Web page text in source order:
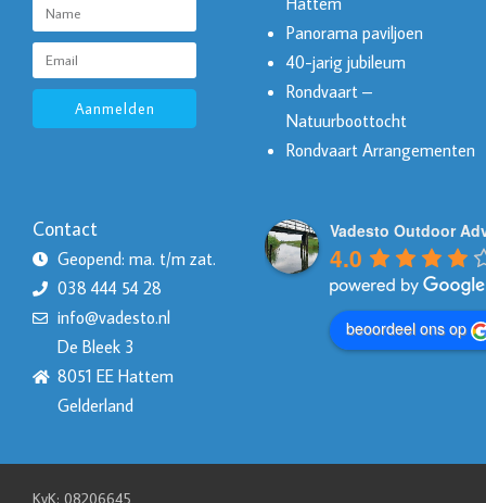
Aanmelden
Panorama paviljoen
40-jarig jubileum
Rondvaart –
Natuurboottocht
Rondvaart Arrangementen
Contact
Geopend: ma. t/m zat.
038 444 54 28
info@vadesto.nl
De Bleek 3
8051 EE Hattem
Gelderland
Vadesto Outdoor
4.0
beoordeel ons op
KvK: 08206645